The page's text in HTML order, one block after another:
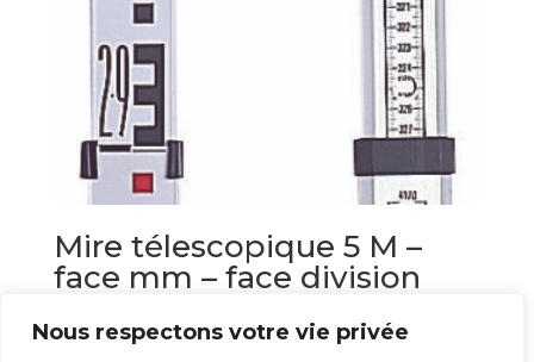
Nous respectons votre vie privée
Mire télescopique 5 M –
face mm – face division